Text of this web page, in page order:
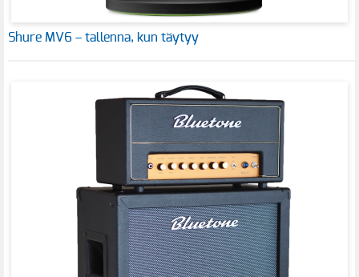
Shure MV6 – tallenna, kun täytyy